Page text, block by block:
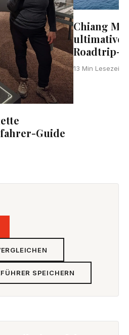
Guide
Chiang
ultimative
Roadtrip-
13 Min Lesezeit
SPEICHERN